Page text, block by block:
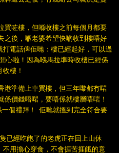
買咗樓，但喺收樓之前每個月都要
之後，嗰老婆希望快啲收到樓唔好
電話俾佢哋：樓已經起好，可以過
心啦！因為喺馬拉準時收樓已經係
收樓！
港準備上車買樓，但三年嚟都冇啱
價錢唔啱，要唔係就樓層唔啱！
個禮拜！ 佢哋就搵到完全符合要
已經吃飽了的老虎正在回上山休
用擔心穿食，不會捱苦捱餓的意